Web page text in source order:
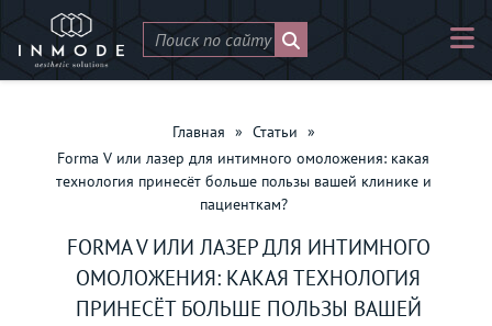
Главная » Статьи »
Forma V или лазер для интимного омоложения: какая
технология принесёт больше пользы вашей клинике и
пациенткам?
FORMA V ИЛИ ЛАЗЕР ДЛЯ ИНТИМНОГО
ОМОЛОЖЕНИЯ: КАКАЯ ТЕХНОЛОГИЯ
ПРИНЕСЁТ БОЛЬШЕ ПОЛЬЗЫ ВАШЕЙ